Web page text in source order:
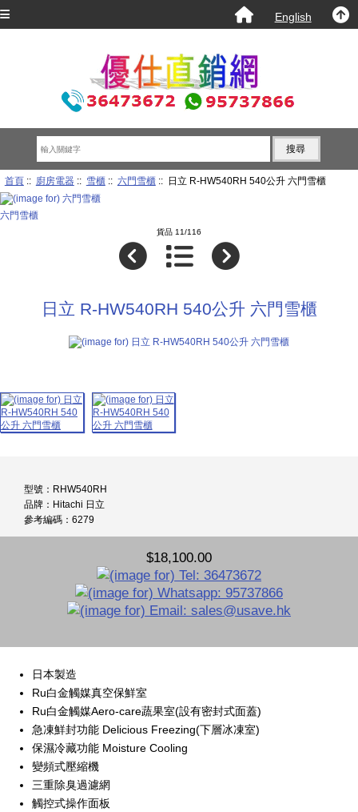
English
首頁:: 廚房電器:: 雪櫃:: 六門雪櫃:: 日立 R-HW540RH 540公升 六門雪櫃
六門雪櫃
貨品 11/116
日立 R-HW540RH 540公升 六門雪櫃
型號：RHW540RH
品牌：Hitachi 日立
參考編碼：6279
$18,100.00
日本製造
Ru白金觸媒真空保鮮室
Ru白金觸媒Aero-care蔬果室(設有密封式面蓋)
急凍鮮封功能 Delicious Freezing(下層冰凍室)
保濕冷藏功能 Moisture Cooling
變頻式壓縮機
三重除臭過濾網
觸控式操作面板